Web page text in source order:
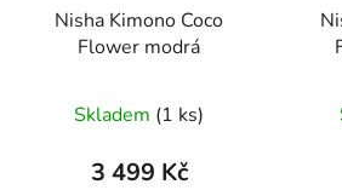
Nisha Kimono Coco
Flower modrá
Skladem (1 ks)
3 499 Kč